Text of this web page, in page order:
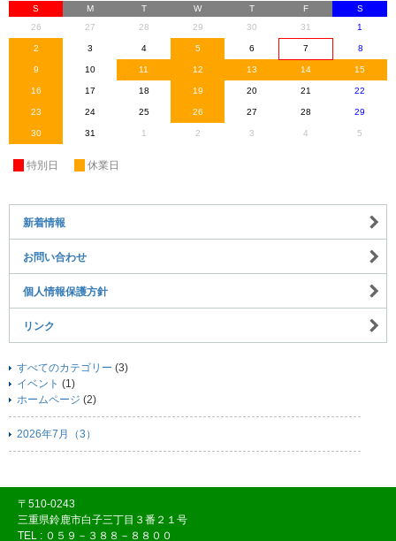
S M T W T F
S
26
27 28 29 30 31 1
2 3 4 5 6 7 8
9 10 11 12 13 14 15
16 17 18 19 20 21 22
23 24 25 26 27 28 29
30 31 1 2 3 4 5
特別日 休業日
新着情報
お問い合わせ
個人情報保護方針
リンク
すべてのカテゴリー (3)
イベント (1)
ホームページ (2)
2026年7月（3）
〒510-0243
三重県鈴鹿市白子三丁目３番２１号
TEL : ０５９－３８８－８８００